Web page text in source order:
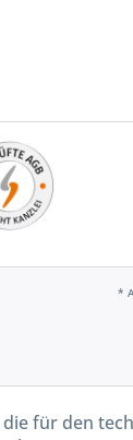
*
für den